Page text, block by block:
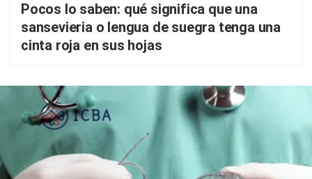
Pocos lo saben: qué significa que una
sansevieria o lengua de suegra tenga una
cinta roja en sus hojas